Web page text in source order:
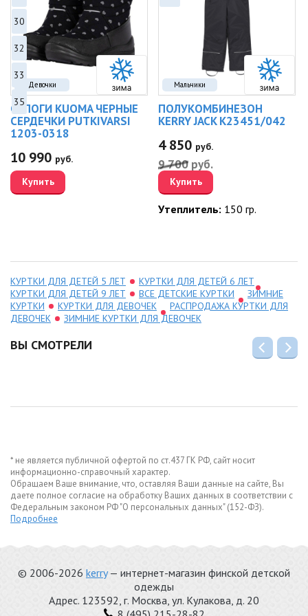
Девочки
30
32
33
35
САПОГИ KUOMA ЧЕРНЫЕ
СЕРДЕЧКИ PUTKIVARSI
1203-0318
10 990 руб.
Купить
Мальчики
ПОЛУКОМБИНЕЗОН
KERRY JACK K23451/042
4 850 руб.
9 700 руб.
Купить
Утеплитель: 150 гр.
КУРТКИ ДЛЯ ДЕТЕЙ 5 ЛЕТ
КУРТКИ ДЛЯ ДЕТЕЙ 6 ЛЕТ
КУРТКИ ДЛЯ ДЕТЕЙ 9 ЛЕТ
ВСЕ ДЕТСКИЕ КУРТКИ
ЗИМНИЕ
КУРТКИ
КУРТКИ ДЛЯ ДЕВОЧЕК
РАСПРОДАЖА КУРТКИ ДЛЯ
ДЕВОЧЕК
ЗИМНИЕ КУРТКИ ДЛЯ ДЕВОЧЕК
ВЫ СМОТРЕЛИ
* не является публичной офертой по ст.437 ГК РФ, сайт носит
информационно-справочный характер.
Обращаем Ваше внимание, что, оставляя Ваши данные на сайте, Вы
даете полное согласие на обработку Ваших данных в соответствии с
Федеральным законом РФ "О персональных данных" (152-ФЗ).
Подробнее
© 2006-2026 kerry— интернет-магазин финской детской
одежды
Адрес. 123592, г. Москва, ул. Кулакова, д. 20